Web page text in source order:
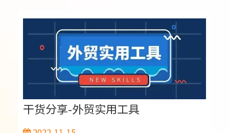
西班牙，中南美洲（甚至包含整个南美），东南亚
和整个非洲的用户，很多都使用WhatsApp当作日
常使用的通讯软件，全球用户有20多亿，属于一个
超级无敌社交APP，对比才10亿用户的微信，产生
千万级的微商，就可以了解有多少商机在whatAPP
上面，是非常值得企业去做的哦。whatsapp有天
然的优势，不需要加好友，就能
干货分享-外贸实用工具